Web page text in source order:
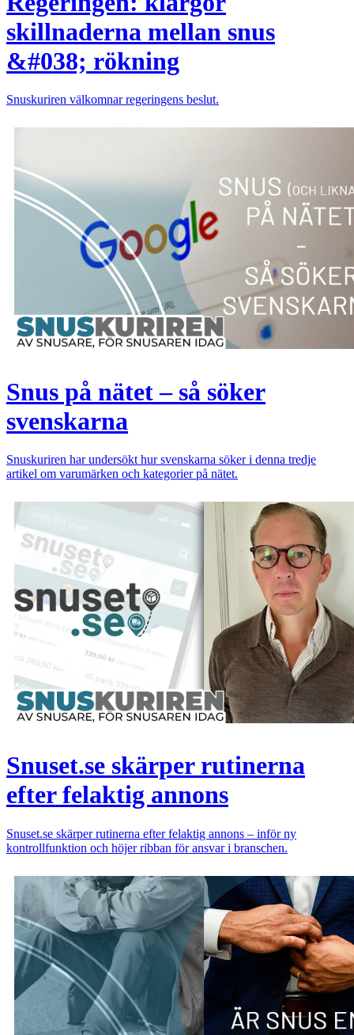
skillnaderna mellan snus
&#038; rökning
Snuskuriren välkomnar regeringens beslut.
Snus på nätet – så söker
svenskarna
Snuskuriren har undersökt hur svenskarna söker i denna tredje
artikel om varumärken och kategorier på nätet.
Snuset.se skärper rutinerna
efter felaktig annons
Snuset.se skärper rutinerna efter felaktig annons – inför ny
kontrollfunktion och höjer ribban för ansvar i branschen.